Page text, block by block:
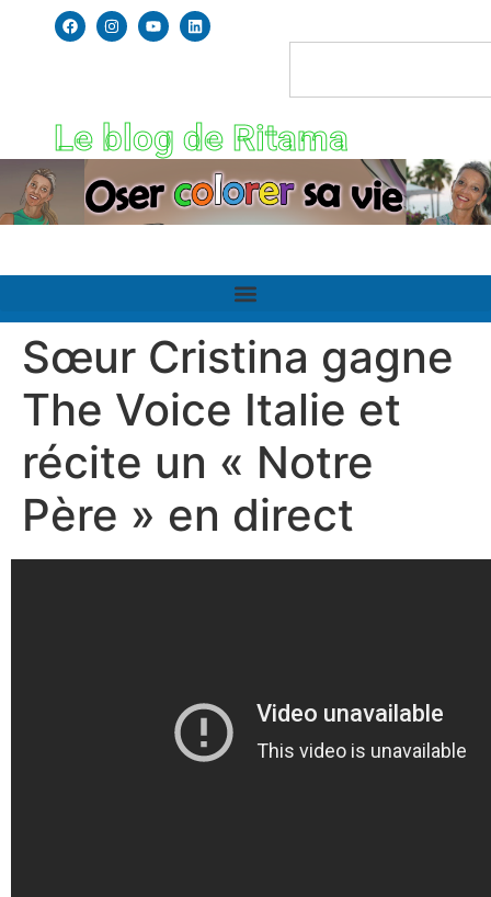
Le blog de Ritama
Sœur Cristina gagne
The Voice Italie et
récite un « Notre
Père » en direct